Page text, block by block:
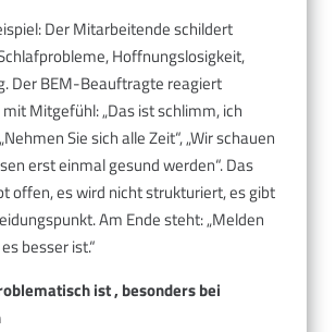
Der Mitarbeitende schildert
Hoffnungslosigkeit,
Der BEM-Beauftragte reagiert
Mitgefühl: „Das ist schlimm, ich
Sie sich alle Zeit“, „Wir schauen
erst einmal gesund werden“. Das
offen, es wird nicht strukturiert, es gibt
Am Ende steht: „Melden
besser ist.“
ist , besonders bei